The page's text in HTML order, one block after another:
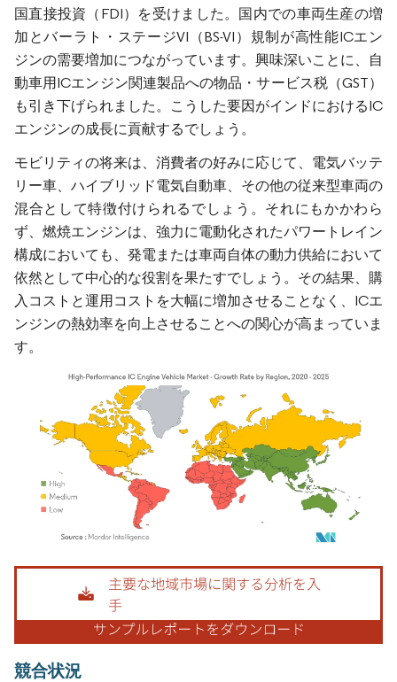
国直接投資（FDI）を受けました。国内での車両生産の増
加とバーラト・ステージVI（BS-VI）規制が高性能ICエン
ジンの需要増加につながっています。興味深いことに、自
動車用ICエンジン関連製品への物品・サービス税（GST）
も引き下げられました。こうした要因がインドにおけるIC
エンジンの成長に貢献するでしょう。
モビリティの将来は、消費者の好みに応じて、電気バッテ
リー車、ハイブリッド電気自動車、その他の従来型車両の
混合として特徴付けられるでしょう。それにもかかわら
ず、燃焼エンジンは、強力に電動化されたパワートレイン
構成においても、発電または車両自体の動力供給において
依然として中心的な役割を果たすでしょう。その結果、購
入コストと運用コストを大幅に増加させることなく、ICエ
ンジンの熱効率を向上させることへの関心が高まっていま
す。
画像 © Mordor Intelligence。再利用にはCC BY 4.0の表示が必要です。
競合状況